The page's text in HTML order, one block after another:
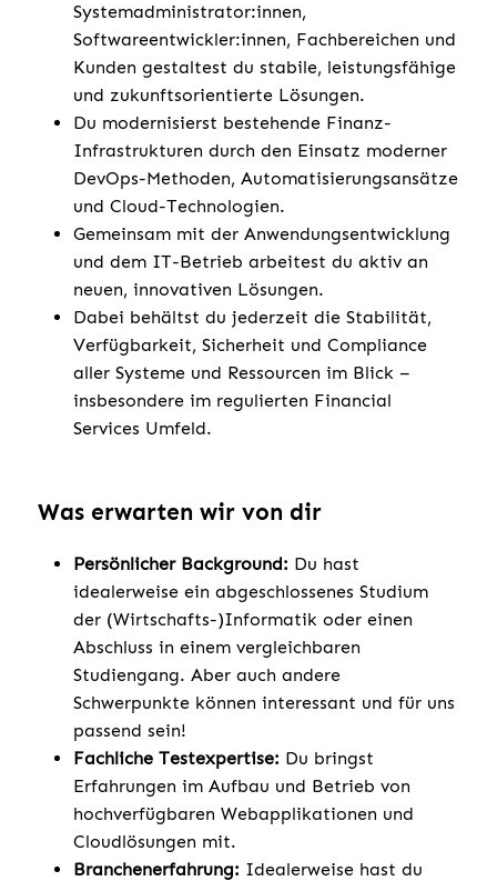
Systemadministrator:innen,
Softwareentwickler:innen, Fachbereichen und
Kunden gestaltest du stabile, leistungsfähige
und zukunftsorientierte Lösungen.
Du modernisierst bestehende Finanz-
Infrastrukturen durch den Einsatz moderner
DevOps-Methoden, Automatisierungsansätze
und Cloud-Technologien.
Gemeinsam mit der Anwendungsentwicklung
und dem IT-Betrieb arbeitest du aktiv an
neuen, innovativen Lösungen.
Dabei behältst du jederzeit die Stabilität,
Verfügbarkeit, Sicherheit und Compliance
aller Systeme und Ressourcen im Blick –
insbesondere im regulierten Financial
Services Umfeld.
Was erwarten wir von dir
Persönlicher Background: Du hast
idealerweise ein abgeschlossenes Studium
der (Wirtschafts-)Informatik oder einen
Abschluss in einem vergleichbaren
Studiengang. Aber auch andere
Schwerpunkte können interessant und für uns
passend sein!
Fachliche Testexpertise: Du bringst
Erfahrungen im Aufbau und Betrieb von
hochverfügbaren Webapplikationen und
Cloudlösungen mit.
Branchenerfahrung: Idealerweise hast du